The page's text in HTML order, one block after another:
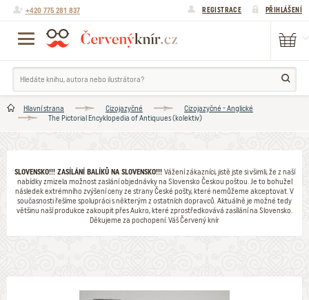
+420 775 281 837 REGISTRACE PŘIHLÁŠENÍ
Hlavní strana Cizojazyčné
Cizojazyčné - Anglické
The Pictorial Encyklopedia of Antiquues (kolektiv)
SLOVENSKO!!! ZASÍLÁNÍ BALÍKŮ NA SLOVENSKO!!! Vážení zákazníci, jistě jste si všimli, že z naší
nabídky zmizela možnost zaslání objednávky na Slovensko Českou poštou. Je to bohužel
následek extrémního zvýšení ceny ze strany České pošty, které nemůžeme akceptovat. V
současnosti řešíme spolupráci s některým z ostatních dopravců. Aktuálně je možné tedy
většinu naší produkce zakoupit přes Aukro, které zprostředkovává zasílání na Slovensko.
Děkujeme za pochopení. Váš Červený knír